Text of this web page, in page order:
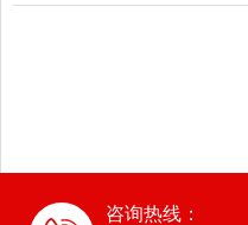
咨询热线：